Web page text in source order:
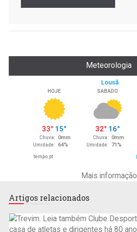
Meteorologia
Mais informação
Artigos relacionados